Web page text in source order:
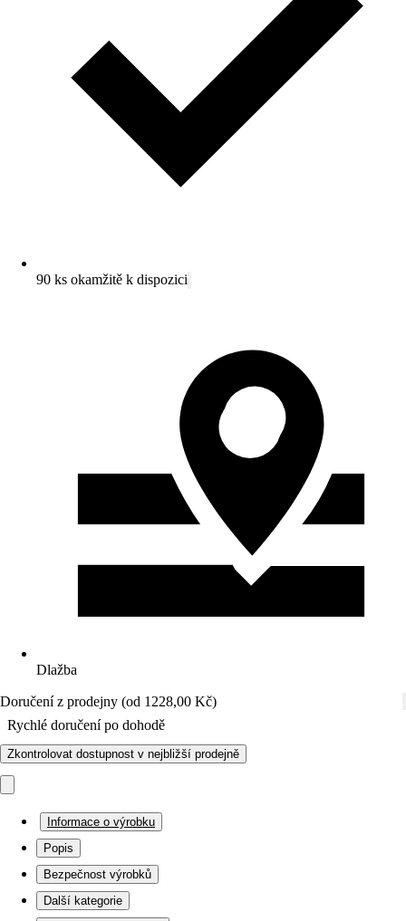
90 ks okamžitě k dispozici
Dlažba
Doručení z prodejny (od 1228,00 Kč)
Rychlé doručení po dohodě
Zkontrolovat dostupnost v nejbližší prodejně
Informace o výrobku
Popis
Bezpečnost výrobků
Další kategorie